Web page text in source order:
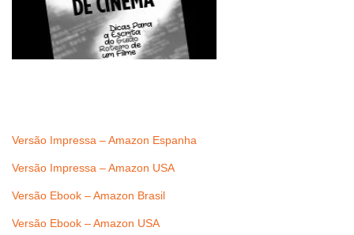
Versão Impressa – Amazon Espanha
Versão Impressa – Amazon USA
Versão Ebook – Amazon Brasil
Versão Ebook – Amazon USA